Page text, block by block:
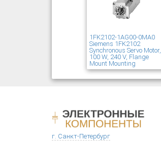
1FK2102-1AG00-0MA0
Siemens 1FK2102
Synchronous Servo Motor,
100 W, 240 V, Flange
Mount Mounting
г. Санкт-Петербург